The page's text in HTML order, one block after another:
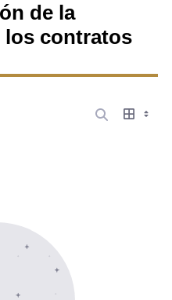
de la
los contratos